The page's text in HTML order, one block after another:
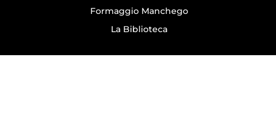
Formaggio Manchego
La Biblioteca